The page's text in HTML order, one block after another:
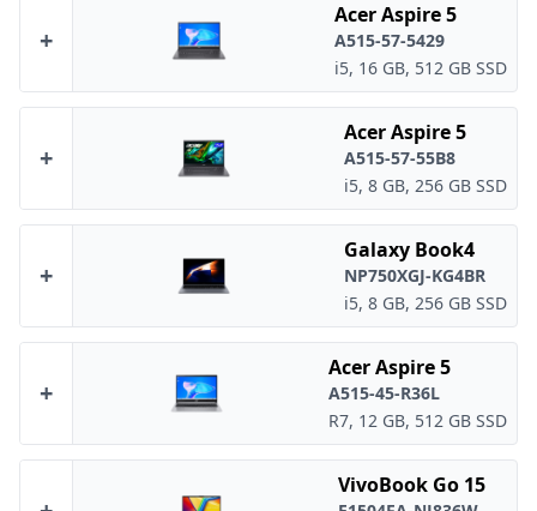
+
Acer Aspire 5
A515-57-5429
i5, 16 GB, 512 GB SSD
+
Acer Aspire 5
A515-57-55B8
i5, 8 GB, 256 GB SSD
+
Galaxy Book4
NP750XGJ-KG4BR
i5, 8 GB, 256 GB SSD
+
Acer Aspire 5
A515-45-R36L
R7, 12 GB, 512 GB SSD
VivoBook Go 15